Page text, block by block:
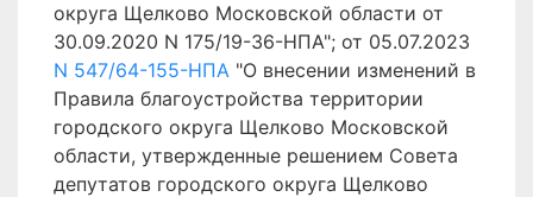
округа Щелково Московской области от
30.09.2020 N 175/19-36-НПА"; от 05.07.2023
N 547/64-155-НПА "О внесении изменений в
Правила благоустройства территории
городского округа Щелково Московской
области, утвержденные решением Совета
депутатов городского округа Щелково